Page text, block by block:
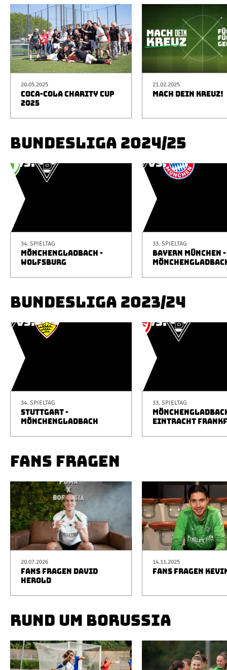
20.05.2025
COCA-COLA CHARITY CUP
2025
21.02.2025
MACH DEIN KREUZ!
BUNDESLIGA 2024/25
34. SPIELTAG
MÖNCHENGLADBACH -
WOLFSBURG
33. SPIELTAG
BAYERN MÜNCHEN -
BUNDESLIGA 2023/24
34. SPIELTAG
STUTTGART -
MÖNCHENGLADBACH
33. SPIELTAG
EINTRACHT
FANS FRAGEN
20.07.2026
FANS FRAGEN DAVID
HEROLD
14.11.2025
FANS FRAGEN
RUND UM BORUSSIA